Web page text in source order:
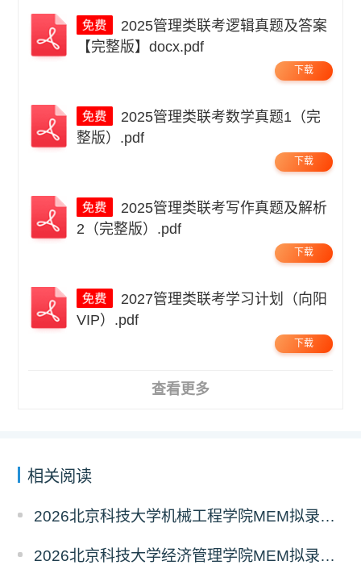
【完整版】docx.pdf
下载
整版）.pdf
下载
2（完整版）.pdf
下载
VIP）.pdf
下载
查看更多
相关阅读
2026北京科技大学机械工程学院MEM拟录取分析解读
2026北京科技大学经济管理学院MEM拟录取分析解读